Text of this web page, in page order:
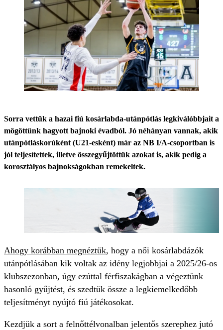
Sorra vettük a hazai fiú kosárlabda-utánpótlás legkiválóbbjait a
mögöttünk hagyott bajnoki évadból. Jó néhányan vannak, akik
utánpótláskorúként (U21-esként) már az NB I/A-csoportban is
jól teljesítettek, illetve összegyűjtöttük azokat is, akik pedig a
korosztályos bajnokságokban remekeltek.
Ahogy korábban megnéztük, hogy a női kosárlabdázók
utánpótlásában kik voltak az idény legjobbjai a 2025/26-os
klubszezonban, úgy ezúttal férfiszakágban a végeztünk
hasonló gyűjtést, és szedtük össze a legkiemelkedőbb
teljesítményt nyújtó fiú játékosokat.
Kezdjük a sort a felnőttélvonalban jelentős szerephez jutó